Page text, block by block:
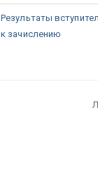
Результаты
к зачислению